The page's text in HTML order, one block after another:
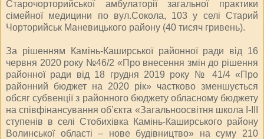
Старочорторийської амбулаторії загальної практики
сімейної медицини по вул.Сокола, 103 у селі Старий
Чорторийськ Маневицького району (40 тисяч гривень).
За рішенням Камінь-Каширської районної ради від 16
червня 2020 року №46/2 «Про внесення змін до рішення
районної ради від 18 грудня 2019 року № 41/4 «Про
районний бюджет на 2020 рік» частково зменшується
обсяг субвенції з районного бюджету обласному бюджету
на співфінансування об’єкта «Загальноосвітня школа І-ІІІ
ступенів в селі Стобихівка Камінь-Каширського району
Волинської області – нове будівництво» на суму 210